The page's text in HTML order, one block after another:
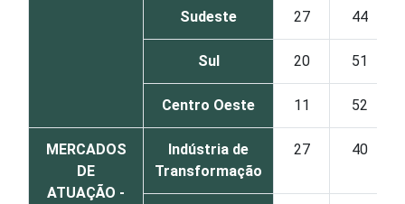
Sudeste 27 44
Sul 20 51
Centro Oeste 11 52
MERCADOS
DE
ATUAÇÃO -
Indústria de
Transformação
27 40